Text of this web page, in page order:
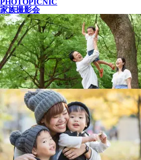
PHOTOPICNIC
家族撮影会